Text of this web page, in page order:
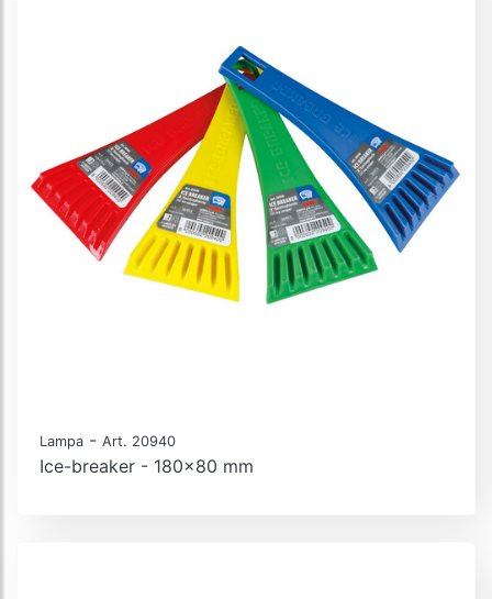
Lampa - Art. 20940
Ice-breaker - 180x80 mm